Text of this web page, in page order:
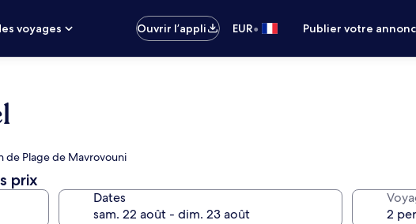
voyages
Ouvrir l’appli EUR• Publier votre
de Plage de Mavrovouni
prix
Dates